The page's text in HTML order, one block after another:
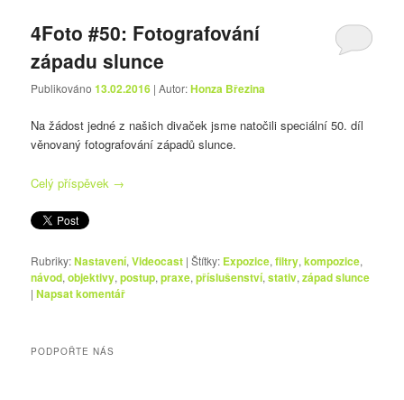
4Foto #50: Fotografování
západu slunce
Publikováno13.02.2016 | Autor:Honza Březina
Na žádost jedné z našich divaček jsme natočili speciální 50. díl
věnovaný fotografování západů slunce.
Celý příspěvek →
Rubriky:Nastavení,Videocast |Štítky: Expozice,filtry,kompozice,
návod,objektivy,postup,praxe,příslušenství,stativ,západ slunce
|Napsat komentář
PODPOŘTE NÁS